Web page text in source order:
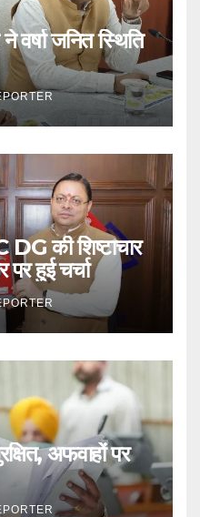
वर्षा जनित स्थिति
DG की शिष्टाचार
पर हुई चर्चा
अफवाहों पर